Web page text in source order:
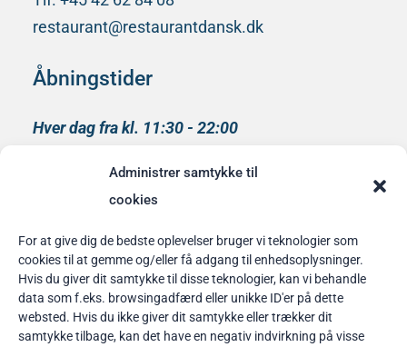
Administrer samtykke til
cookies
For at give dig de bedste oplevelser bruger vi teknologier som
cookies til at gemme og/eller få adgang til enhedsoplysninger.
Hvis du giver dit samtykke til disse teknologier, kan vi behandle
data som f.eks. browsingadfærd eller unikke ID'er på dette
websted. Hvis du ikke giver dit samtykke eller trækker dit
samtykke tilbage, kan det have en negativ indvirkning på visse
restaurant@restaurantdansk.dk
Åbningstider
Hver dag fra kl. 11:30 - 22:00
medlem af
Bordbestilling
her